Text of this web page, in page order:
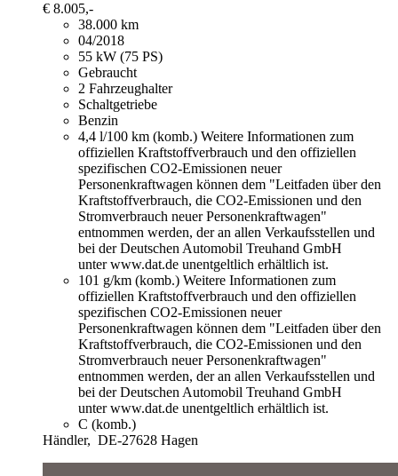
€ 8.005,-
38.000 km
04/2018
55 kW (75 PS)
Gebraucht
2 Fahrzeughalter
Schaltgetriebe
Benzin
4,4 l/100 km (komb.) Weitere Informationen zum
offiziellen Kraftstoffverbrauch und den offiziellen
spezifischen CO2-Emissionen neuer
Personenkraftwagen können dem "Leitfaden über den
Kraftstoffverbrauch, die CO2-Emissionen und den
Stromverbrauch neuer Personenkraftwagen"
entnommen werden, der an allen Verkaufsstellen und
bei der Deutschen Automobil Treuhand GmbH
unter www.dat.de unentgeltlich erhältlich ist.
101 g/km (komb.) Weitere Informationen zum
offiziellen Kraftstoffverbrauch und den offiziellen
spezifischen CO2-Emissionen neuer
Personenkraftwagen können dem "Leitfaden über den
Kraftstoffverbrauch, die CO2-Emissionen und den
Stromverbrauch neuer Personenkraftwagen"
entnommen werden, der an allen Verkaufsstellen und
bei der Deutschen Automobil Treuhand GmbH
unter www.dat.de unentgeltlich erhältlich ist.
C (komb.)
Händler, DE-27628 Hagen